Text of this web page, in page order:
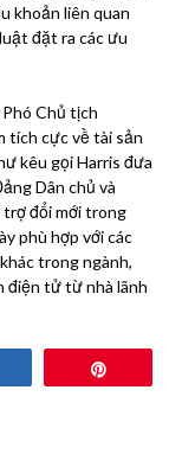
khoản liên quan
đặt ra các ưu
Chủ tịch
tích cực về tài sản
kêu gọi Harris đưa
Dân chủ và
đổi mới trong
phù hợp với các
trong ngành,
điện tử từ nhà lãnh